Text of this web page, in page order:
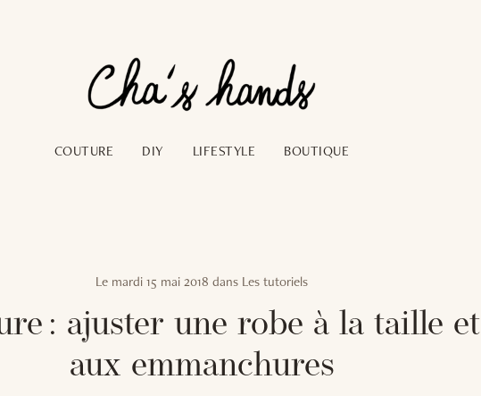
COUTURE DIY LIFESTYLE BOUTIQUE
Le mardi 15 mai 2018 dans Les tutoriels
: ajuster une robe à la taille et
aux emmanchures